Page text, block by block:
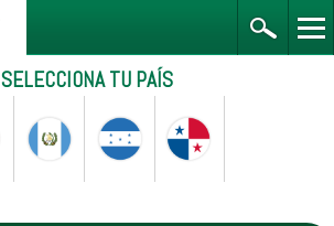
SELECCIONA TU PAÍS